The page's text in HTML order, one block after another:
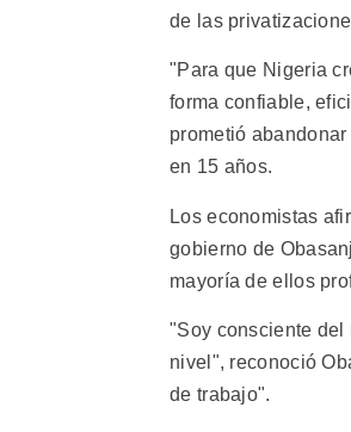
de las
"Para que Nigeria
forma confiable,
prometió
en 15 años.
Los economistas
gobierno de
mayoría de ellos
"Soy consciente del
nivel", reconoció
de trabajo".